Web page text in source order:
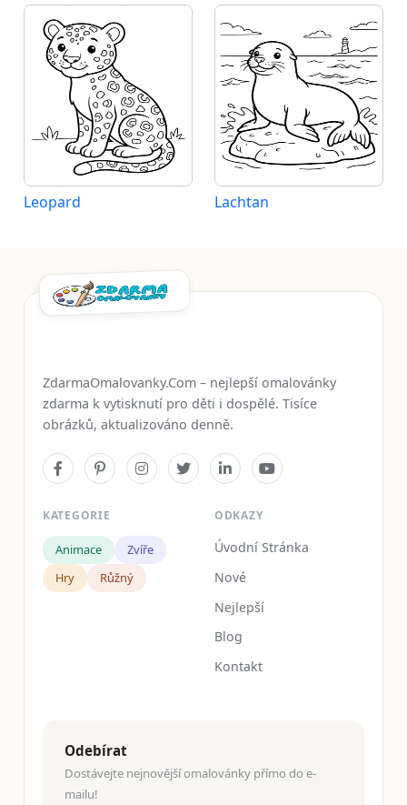
Leopard Lachtan
ZdarmaOmalovanky.Com – nejlepší omalovánky
zdarma k vytisknutí pro děti i dospělé. Tisíce
obrázků, aktualizováno denně.
KATEGORIE
Animace
Zvíře
Hry
Růžný
ODKAZY
Úvodní Stránka
Nové
Nejlepší
Blog
Kontakt
Odebírat
Dostávejte nejnovější omalovánky přímo do e-
mailu!